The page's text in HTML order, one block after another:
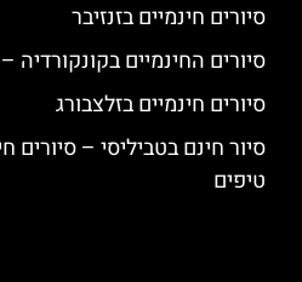
סיורים חינמיים בזנזיבר
סיורים החינמיים בקונקורדיה – Concordia בארגנטינה
סיורים חינמיים בזלצבורג
סיור חינם בטביליסי – סיורים
טיפים